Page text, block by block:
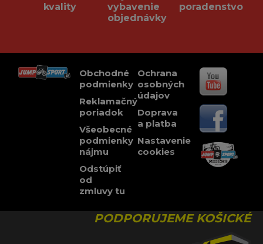
kvality
vybavenie
objednávky
poradenstvo
Obchodné
podmienky
Reklamačný
poriadok
Všeobecné
podmienky
nájmu
Odstúpiť
od
zmluvy tu
Ochrana
osobných
údajov
Doprava
a platba
Nastavenie
cookies
PODPORUJEME KOŠICKÉ